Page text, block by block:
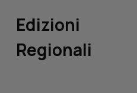
Edizioni
Regionali